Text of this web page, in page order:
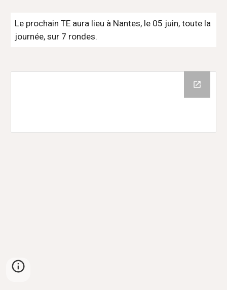
Le prochain TE aura lieu à Nantes, le 05 juin, toute la
journée, sur 7 rondes.